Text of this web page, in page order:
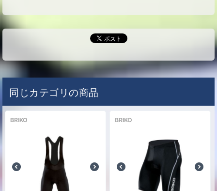
54cm
し
(912)
サイズ
56cm
な
し
0円
カラー
サイズ
58cm
カラー
シャイニーブラック/オレンジフロー
(912)
な
し
同じカテゴリの商品
BRIKO BRIKO